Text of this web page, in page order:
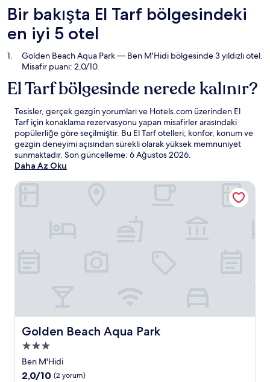
Bir bakışta El Tarf bölgesindeki
en iyi 5 otel
Golden Beach Aqua Park— Ben M'Hidi bölgesinde 3 yıldızlı otel.
Misafir puanı: 2,0/10.
El Tarf bölgesinde nerede kalınır?
Tesisler, gerçek gezgin yorumları ve Hotels.com üzerinden El
Tarf için konaklama rezervasyonu yapan misafirler arasındaki
popülerliğe göre seçilmiştir. Bu El Tarf otelleri; konfor, konum ve
gezgin deneyimi açısından sürekli olarak yüksek memnuniyet
sunmaktadır. Son güncelleme: 6 Ağustos 2026.
Daha Az Oku
Golden Beach Aqua Park
Golden Beach Aqua Park
3.0
yıldızlı
konaklama
Ben M'Hidi
10
2,0/10 (2 yorum)
Golden Beach Aqua Park